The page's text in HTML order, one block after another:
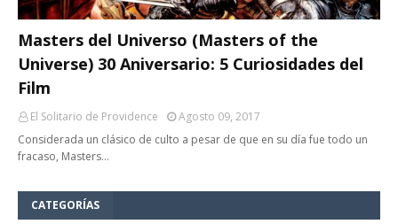
Masters del Universo (Masters of the
Universe) 30 Aniversario: 5 Curiosidades del
Film
El Solitario de Providence
Agosto 09, 2017
Considerada un clásico de culto a pesar de que en su día fue todo un
fracaso, Masters…
CATEGORÍAS